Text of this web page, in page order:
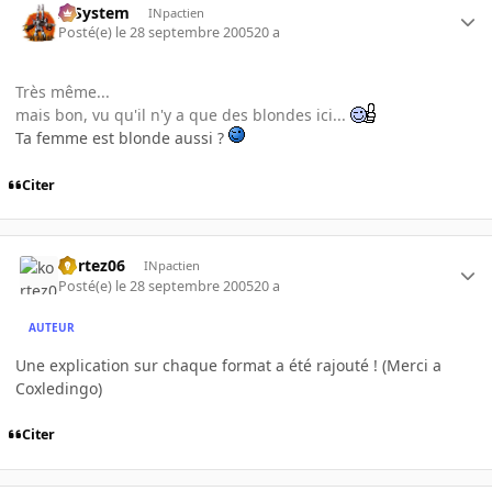
X-System INpactien
Posté(e) le 28 septembre 200520 a
Très même...
mais bon, vu qu'il n'y a que des blondes ici...
Ta femme est blonde aussi ?
Citer
kortez06 INpactien
Posté(e) le 28 septembre 200520 a
AUTEUR
Une explication sur chaque format a été rajouté ! (Merci a
Coxledingo)
Citer